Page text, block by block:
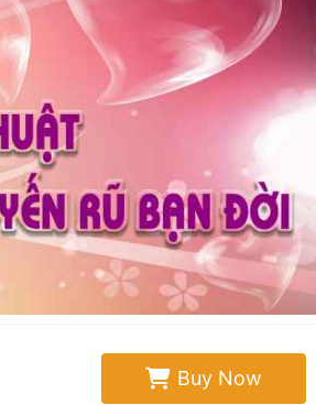
Buy Now